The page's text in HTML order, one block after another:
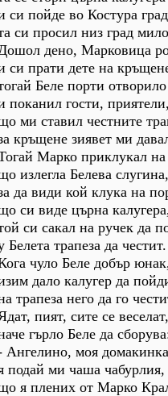
си пойде во Костура
си просил низ град
дено, Марковица
си прати дете на
Беле порти отворило
поканил гости,
ми ставил честните
кръщене зиявет ми
Марко приклукал
излегла Белева слугина,
да види кой клука на
си виде църна
си сакал на ручек да
Белета трапеза да честит.
чуло Беле добър
дало калугер да
трапеза него да го
пият, сите се веселат,
гърло Беле да
Ангелино, моя
подай ми чаша чабурлия,
я плених от Марко